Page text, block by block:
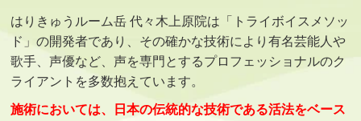
はりきゅうルーム岳 代々木上原院は「トライボイスメソッ
ド」の開発者であり、その確かな技術により有名芸能人や
歌手、声優など、声を専門とするプロフェッショナルのク
ライアントを多数抱えています。
施術においては、日本の伝統的な技術である活法をベース